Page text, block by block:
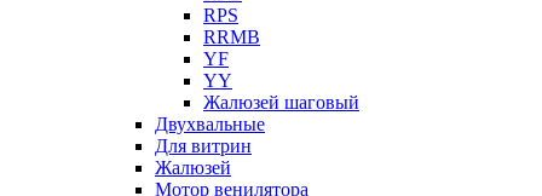
RPS
RRMB
YF
YY
Жалюзей шаговый
Двухвальные
Для витрин
Жалюзей
Мотор венилятора